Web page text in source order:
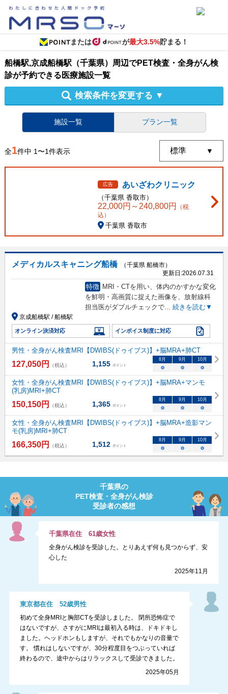
または が最大3.5%貯まる！
船橋駅,京成船橋駅（千葉県）周辺でPET検査・全身がん検
診が予約できる医療施設一覧
検索条件を変更する ▼
施設一覧 プラン一覧
全1件中 1〜1件表示
広告 あいざわクリニック
（千葉県 香取市）
22,000円～240,800円
（税
込）
千葉県 香取市
メディカルスキャニング船橋
（千葉県 船橋市）
更新日:2026.07.31
特徴 MRI・CTを用い、体内のかすかな変化
を鮮明・高画質に捉えた画像を、放射線科
担当医がダブルチェックで... 続きを読む▼
京成船橋駅 / 船橋駅
オンライン決済対応 インボイス制度に対応
男性・全身がん検査MRI【DWIBS(ドゥイブス)】+脳MRA+肺CT
127,050円 （税込） 1,155 ポイント
8月 9月 10月
○ ○ ○
女性・全身がん検査MRI【DWIBS(ドゥイブス)】+脳MRA+マンモ
(乳房)MRI+肺CT
150,150円 （税込） 1,365 ポイント
8月 9月 10月
○ ○ ○
女性・全身がん検査MRI【DWIBS(ドゥイブス)】+脳MRA+造影マン
モ(乳房)MRI+肺CT
166,350円 （税込） 1,512 ポイント
8月 9月 10月
○ ○ ○
千葉県の
PET検査・全身がん検診
受診者の感想
千葉県在住61歳女性
全身がん検診を受診した。とりあえず何も見つからず、安
心した
2025年11月
東京都在住 52歳男性
初めて全身MRIと胸部CTを受診しました。 閉所恐怖症で
はないですが、さすがにMRIは最初入る時は、ドキドキし
ました。ヘッドホンもしますが、それでもかなりの音量で
す。 慣れはしないですが、30分程度目をつぶっていれば
終わるので、途中からはリラックスして受診できました。
2025年05月